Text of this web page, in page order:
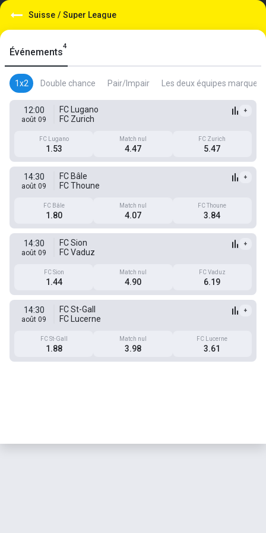
Suisse / Super League
Événements
4
1x2 Double chance Pair/Impair Les deux équipes marquent
12:00
août 09
FC Lugano
FC Zurich
+
FC Lugano
1.53
Match nul
4.47
FC Zurich
5.47
14:30
août 09
FC Bâle
FC Thoune
+
FC Bâle
1.80
Match nul
4.07
FC Thoune
3.84
14:30
août 09
FC Sion
FC Vaduz
+
FC Sion
1.44
Match nul
4.90
FC Vaduz
6.19
14:30
août 09
FC St-Gall
FC Lucerne
+
FC St-Gall
1.88
Match nul
3.98
FC Lucerne
3.61